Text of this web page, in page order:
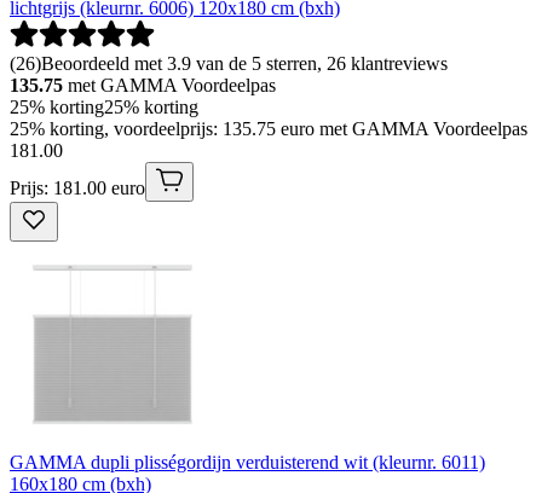
lichtgrijs (kleurnr. 6006) 120x180 cm (bxh)
(26)Beoordeeld met 3.9 van de 5 sterren, 26 klantreviews
135.75 met GAMMA Voordeelpas
25% korting25% korting
25% korting, voordeelprijs: 135.75 euro met GAMMA Voordeelpas
181 .00
Prijs: 181.00 euro
GAMMA dupli plisségordijn verduisterend wit (kleurnr. 6011)
160x180 cm (bxh)